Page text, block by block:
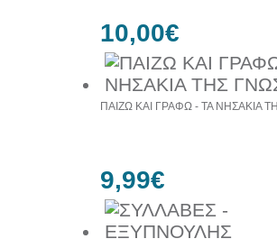
10,00€
ΠΑΙΖΩ ΚΑΙ ΓΡΑΦΩ - ΤΑ ΝΗΣΑΚΙΑ
9,99€